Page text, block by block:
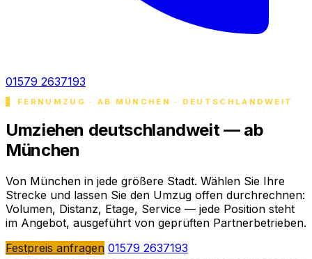
01579 2637193
FERNUMZUG · AB MÜNCHEN · DEUTSCHLANDWEIT
Umziehen deutschlandweit — ab
München
Von München in jede größere Stadt. Wählen Sie Ihre
Strecke und lassen Sie den Umzug offen durchrechnen:
Volumen, Distanz, Etage, Service — jede Position steht
im Angebot, ausgeführt von geprüften Partnerbetrieben.
Festpreis anfragen 01579 2637193